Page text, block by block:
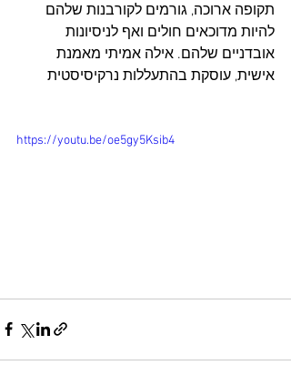
תקופה ארוכה, גורמים לקורבנות שלהם
להיות מדוכאים חולים ואף לניסיונות
אובדניים שלהם. אילה אמיתי מאמנת
אישית, עוסקת בהתעללות נרקיסיסטית
https://youtu.be/oe5gy5Ksib4